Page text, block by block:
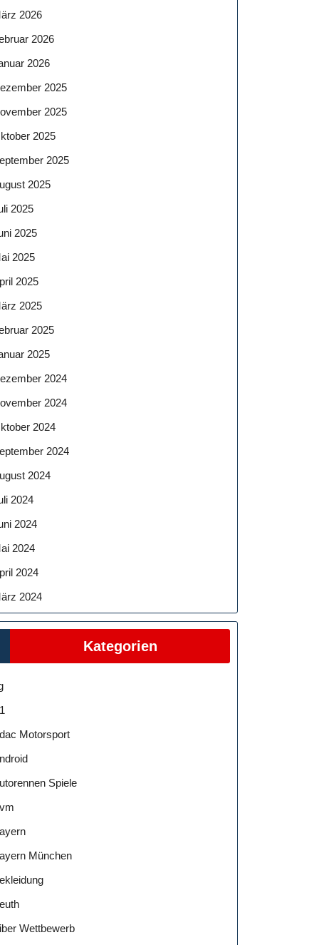
2026
2026
2026
2025
2025
2025
2025
2025
2025
2025
2025
2025
2025
2025
2025
2024
2024
2024
2024
2024
2024
2024
2024
2024
2024
Kategorien
Motorsport
Spiele
München
Wettbewerb